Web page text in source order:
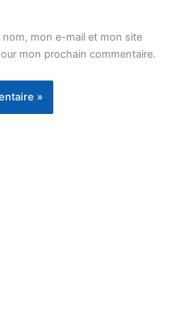
nom, mon e-mail et mon site
mon prochain commentaire.